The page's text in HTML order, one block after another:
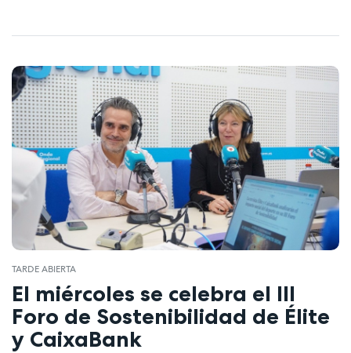
TARDE ABIERTA
El miércoles se celebra el III
Foro de Sostenibilidad de Élite
y CaixaBank